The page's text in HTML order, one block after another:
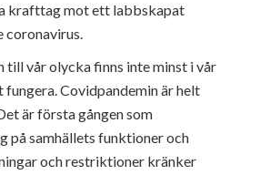
krafttag mot ett labbskapat
coronavirus.
till vår olycka finns inte minst i vår
Covidpandemin är helt
är första gången som
på samhällets funktioner och
och restriktioner kränker